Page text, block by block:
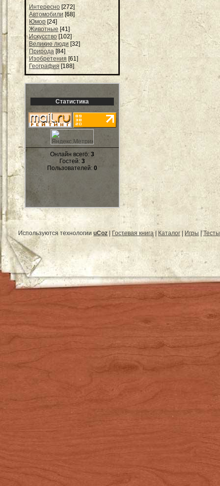
Интересно [272]
Автомобили [68]
Юмор [24]
Животные [41]
Искусство [102]
Великие люди [32]
Природа [84]
Изобретения [61]
География [188]
Статистика
Онлайн всего: 3
Гостей: 3
Пользователей: 0
Используются технологии uCoz | Гостевая книга| Каталог | Игры |Тесты